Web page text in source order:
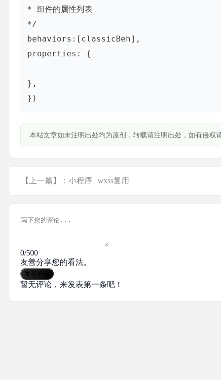
* 组件的属性列表
*/
behaviors:[classicBeh],
properties: {
},
})
本站文章如未注明出处均为原创，转载请注明出处，如有侵权
【上一篇】：小程序 | wxss复用
0/500
友善分享您的看法。
发布评论
暂无评论，来发表第一条吧！